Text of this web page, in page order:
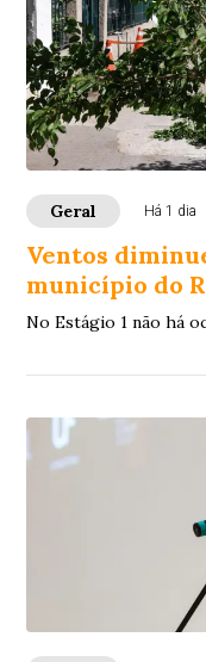
Geral Há 1 dia
Ventos
município do
No Estágio 1 não há